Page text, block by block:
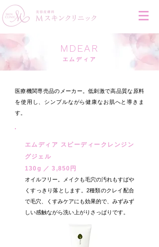
MDEAR
エムディア
医療機関専売品のメーカー。低刺激で高品質な原料
を使用し、シンプルながら健康なお肌へと導きま
す。
エムディア スピーディークレンジン
グジェル
130g ／ 3,850円
オイルフリー。メイクも毛穴の汚れもすばや
くすっきり落とします。2種類のクレイ配合
で毛穴、くすみケアにも効果的で、みずみず
しい感触ながら洗い上がりさっぱりです。